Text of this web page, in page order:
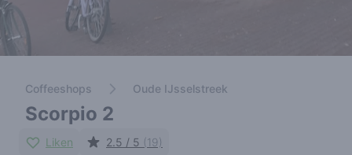
Coffeeshops Oude IJsselstreek
Scorpio 2
Liken 2.5 / 5 (19)